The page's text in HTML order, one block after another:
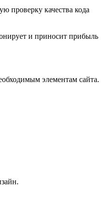
проверку качества кода
и приносит прибыль
элементам сайта.